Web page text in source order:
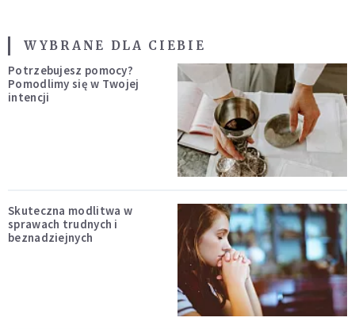
WYBRANE DLA CIEBIE
Potrzebujesz pomocy?
Pomodlimy się w Twojej
intencji
Skuteczna modlitwa w
sprawach trudnych i
beznadziejnych